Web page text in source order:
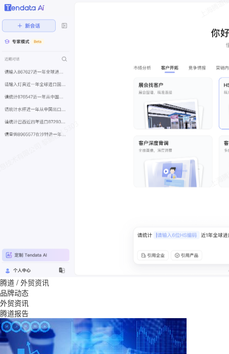
腾道 / 外贸资讯
品牌动态
外贸资讯
腾道报告